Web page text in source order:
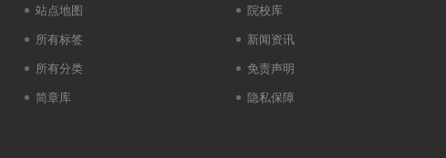
站点地图
所有标签
所有分类
简章库
院校库
新闻资讯
免责声明
隐私保障